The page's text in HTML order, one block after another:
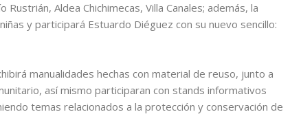
Aldea Chichimecas, Villa Canales; además, la
y participará Estuardo Diéguez con su nuevo sencillo:
manualidades hechas con material de reuso, junto a
así mismo participaran con stands informativos
temas relacionados a la protección y conservación de